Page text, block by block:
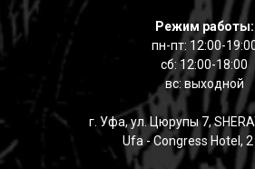
Режим работы:
пн-пт: 12:00-
сб: 12:00-18:00
вс: выходной
г. Уфа, ул. Цюрупы 7,
Ufa - Congress Hotel,